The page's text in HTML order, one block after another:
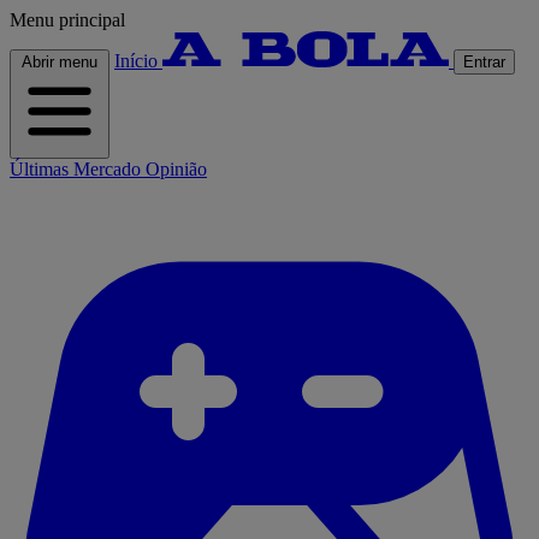
Menu principal
Abrir menu Início Entrar
Últimas Mercado Opinião